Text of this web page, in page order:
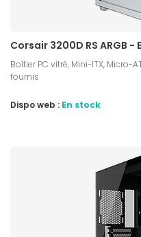
Corsair 3200D RS ARGB -
Boîtier PC vitré, Mini-ITX, Micro-
fournis
Dispo web : En stock